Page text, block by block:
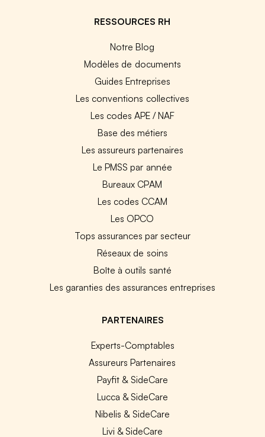
RESSOURCES RH
Notre Blog
Modèles de documents
Guides Entreprises
Les conventions collectives
Les codes APE / NAF
Base des métiers
Les assureurs partenaires
Le PMSS par année
Bureaux CPAM
Les codes CCAM
Les OPCO
Tops assurances par secteur
Réseaux de soins
Boîte à outils santé
Les garanties des assurances entreprises
PARTENAIRES
Experts-Comptables
Assureurs Partenaires
Payfit & SideCare
Lucca & SideCare
Nibelis & SideCare
Livi & SideCare